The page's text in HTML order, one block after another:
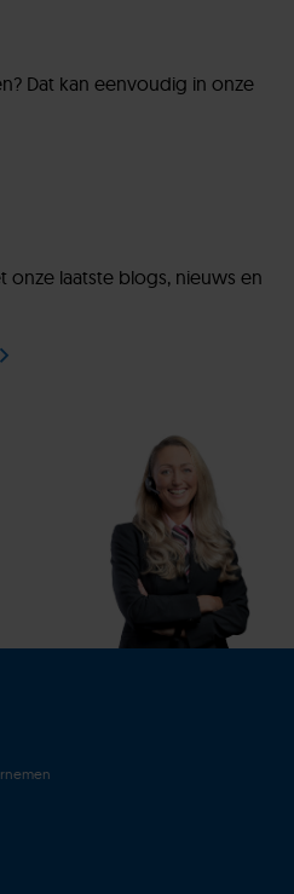
Dat kan eenvoudig in onze
laatste blogs, nieuws en